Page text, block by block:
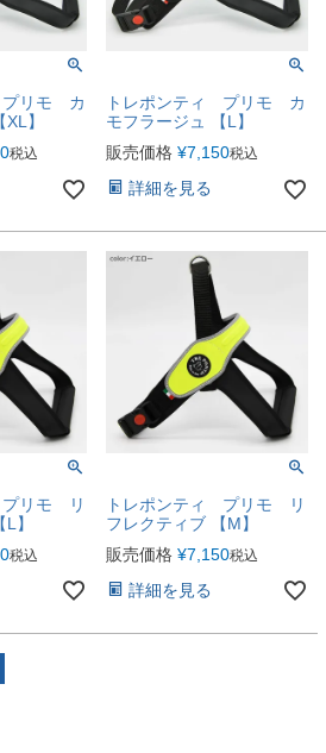
プリモ カ
】
税込
トレポンティ プリモ カ
モフラージュ 【L】
販売価格 ¥7,150税込
詳細を見る
プリモ リ
】
税込
トレポンティ プリモ リ
フレクティブ 【M】
販売価格 ¥7,150税込
詳細を見る